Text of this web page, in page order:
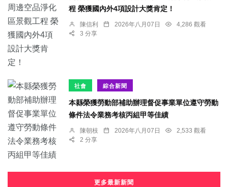
程 榮獲國內外4項設計大獎肯定！
陳信利 2026年八月07日
4,286 觀看
3 分享
社會 綜合新聞
本縣榮獲勞動部補助辦理督促事業單位遵守勞動
條件法令業務考核丙組甲等佳績
陳朝枝 2026年八月07日
2,533 觀看
2 分享
更多最新新聞